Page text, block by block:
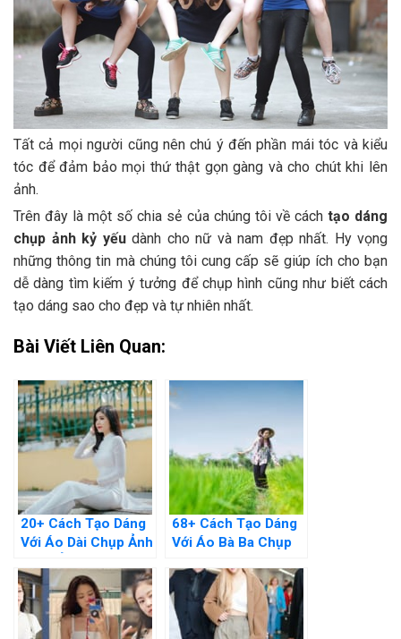
Tất cả mọi người cũng nên chú ý đến phần mái tóc và kiểu
tóc để đảm bảo mọi thứ thật gọn gàng và cho chút khi lên
ảnh.
Trên đây là một số chia sẻ của chúng tôi về cáchtạo dáng
chụp ảnh kỷ yếu dành cho nữ và nam đẹp nhất. Hy vọng
những thông tin mà chúng tôi cung cấp sẽ giúp ích cho bạn
dễ dàng tìm kiếm ý tưởng để chụp hình cũng như biết cách
tạo dáng sao cho đẹp và tự nhiên nhất.
Bài Viết Liên Quan:
20+ Cách Tạo Dáng
Với Áo Dài Chụp Ảnh
68+ Cách Tạo Dáng
Với Áo Bà Ba Chụp